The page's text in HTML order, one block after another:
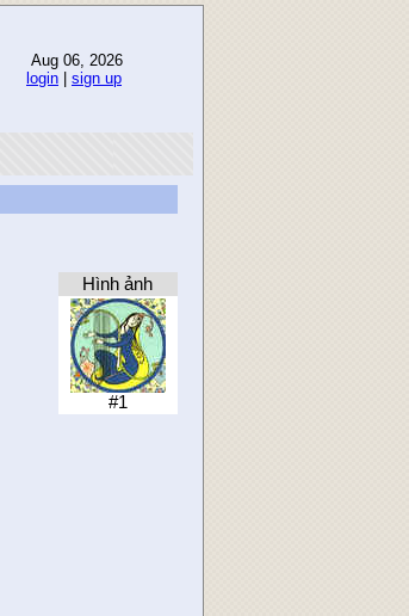
Aug 06, 2026
login
sign up
Hình ảnh
#1